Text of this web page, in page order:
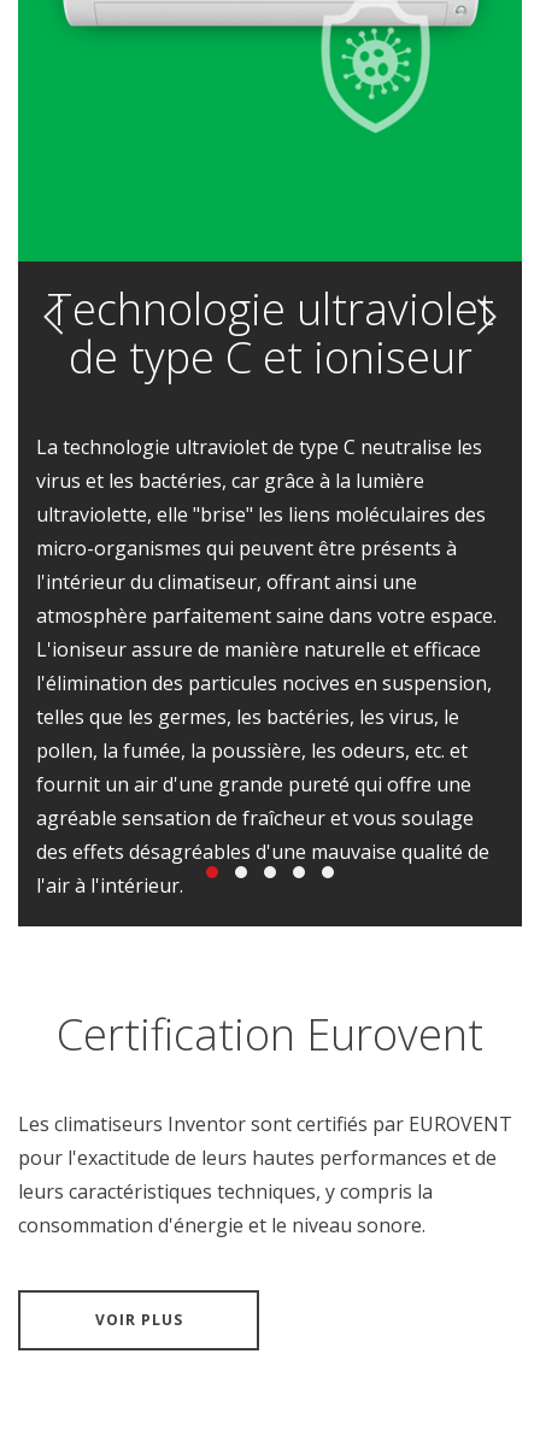
Technologie ultraviolet
de type C et ioniseur
La technologie ultraviolet de type C neutralise les
virus et les bactéries, car grâce à la lumière
ultraviolette, elle "brise" les liens moléculaires des
micro-organismes qui peuvent être présents à
l'intérieur du climatiseur, offrant ainsi une
atmosphère parfaitement saine dans votre espace.
L'ioniseur assure de manière naturelle et efficace
l'élimination des particules nocives en suspension,
telles que les germes, les bactéries, les virus, le
pollen, la fumée, la poussière, les odeurs, etc. et
fournit un air d'une grande pureté qui offre une
agréable sensation de fraîcheur et vous soulage
des effets désagréables d'une mauvaise qualité de
l'air à l'intérieur.
Certification Eurovent
Les climatiseurs Inventor sont certifiés par EUROVENT
pour l'exactitude de leurs hautes performances et de
leurs caractéristiques techniques, y compris la
consommation d'énergie et le niveau sonore.
VOIR PLUS